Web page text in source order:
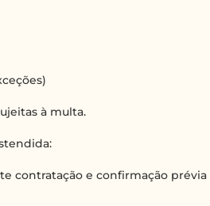
à multa.
contratação e confirmação prévia